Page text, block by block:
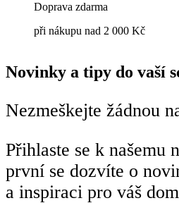
Doprava zdarma
při nákupu nad 2 000 Kč
Novinky a tipy do vaší
Nezmeškejte žádnou
Přihlaste se k našemu
první se dozvíte o
a inspiraci pro váš